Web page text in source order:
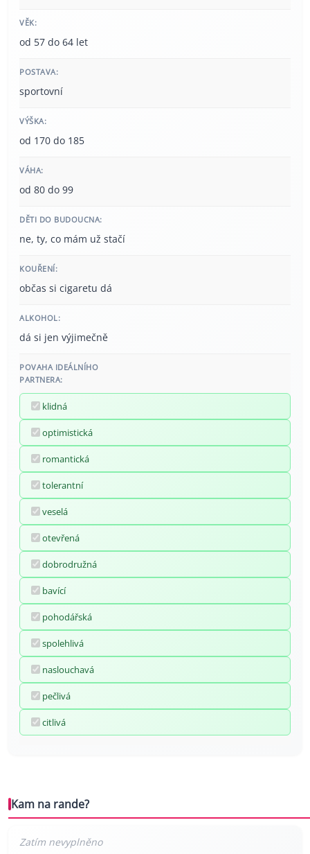
VĚK:
od 57 do 64 let
POSTAVA:
sportovní
VÝŠKA:
od 170 do 185
VÁHA:
od 80 do 99
DĚTI DO BUDOUCNA:
ne, ty, co mám už stačí
KOUŘENÍ:
občas si cigaretu dá
ALKOHOL:
dá si jen výjimečně
POVAHA IDEÁLNÍHO
PARTNERA:
klidná
optimistická
romantická
tolerantní
veselá
otevřená
dobrodružná
bavící
pohodářská
spolehlivá
naslouchavá
pečlivá
citlivá
Kam na rande?